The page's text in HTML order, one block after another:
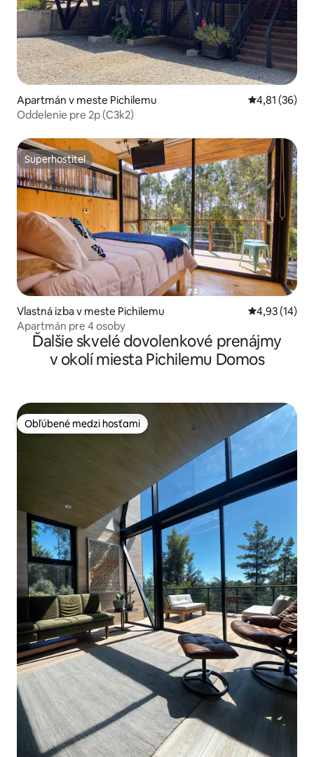
Apartmán v meste Pichilemu Priemerné
4,81 (36)
Oddelenie pre 2p (C3k2)
Superhostiteľ
Superhostiteľ
Vlastná izba v meste Pichilemu Priemerné
4,93 (14)
Apartmán pre 4 osoby
Ďalšie skvelé dovolenkové prenájmy
v okolí miesta Pichilemu Domos
Obľúbené medzi hosťami
Obľúbené medzi hosťami